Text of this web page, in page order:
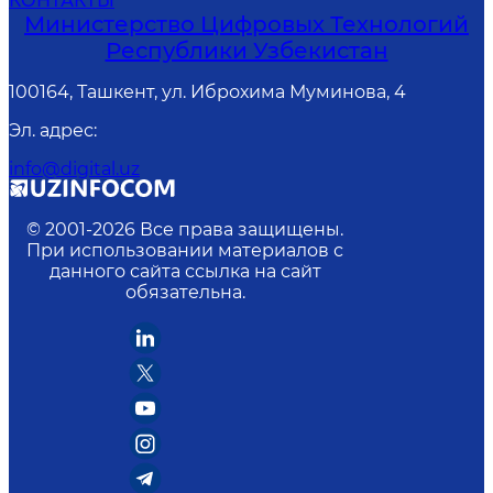
Министерство Цифровых Технологий
Республики Узбекистан
100164, Ташкент, ул. Иброхима Муминова, 4
Эл. адрес:
info@digital.uz
© 2001-2026 Все права защищены.
При использовании материалов с
данного сайта ссылка на сайт
обязательна.